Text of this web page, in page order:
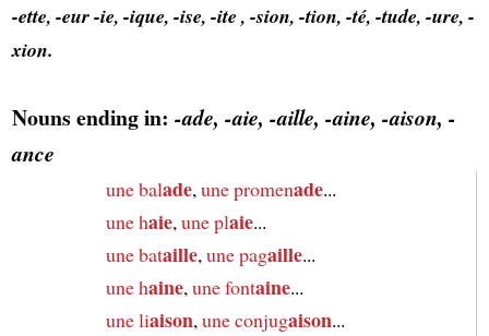
-ette, -eur -ie, -ique, -ise, -ite , -sion, -tion, -té, -tude, -ure, -
xion.
Nouns ending in: -ade, -aie, -aille, -aine, -aison, -
ance
une balade,une promenade...
une haie,une plaie...
une bataille,une pagaille...
une haine,une fontaine...
une liaison,une conjugaison...